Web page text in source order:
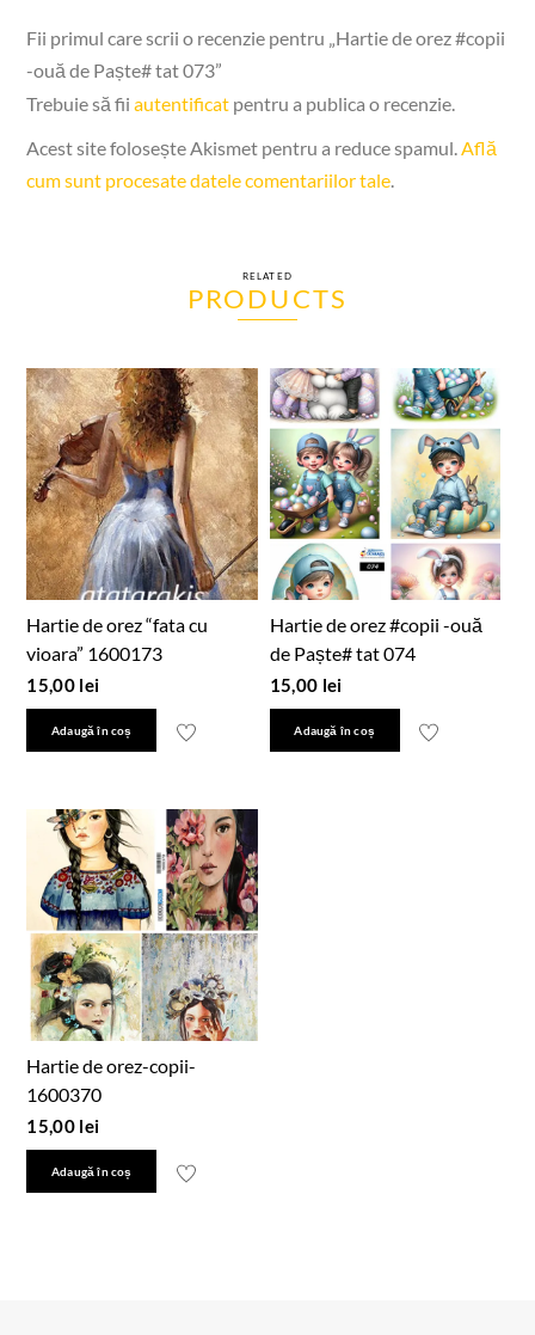
Fii primul care scrii o recenzie pentru „Hartie de orez #copii
-ouă de Paște# tat 073”
Trebuie să fiiautentificat pentru a publica o recenzie.
Acest site folosește Akismet pentru a reduce spamul.Află
cum sunt procesate datele comentariilor tale.
RELATED
PRODUCTS
Hartie de orez “fata cu
vioara” 1600173
15,00 lei
Adaugă în coș
Hartie de orez #copii -ouă
de Paște# tat 074
15,00 lei
Adaugă în coș
Hartie de orez-copii-
1600370
15,00 lei
Adaugă în coș